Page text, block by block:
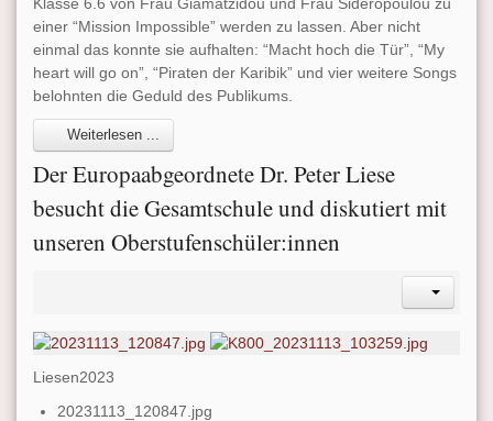
einer “Mission Impossible” werden zu lassen. Aber nicht
einmal das konnte sie aufhalten: “Macht hoch die Tür”, “My
heart will go on”, “Piraten der Karibik” und vier weitere Songs
belohnten die Geduld des Publikums.
Weiterlesen ...
Der Europaabgeordnete Dr. Peter Liese
besucht die Gesamtschule und diskutiert mit
unseren Oberstufenschüler:innen
Liesen2023
20231113_120847.jpg